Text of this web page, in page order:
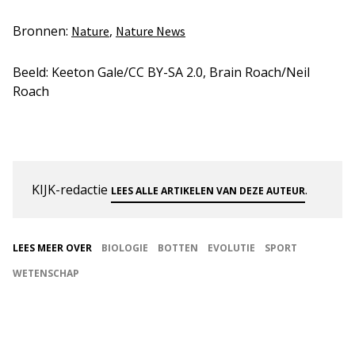
Bronnen: Nature, Nature News
Beeld: Keeton Gale/CC BY-SA 2.0, Brain Roach/Neil
Roach
KIJK-redactie LEES ALLE ARTIKELEN VAN DEZE AUTEUR.
LEES MEER OVER BIOLOGIE BOTTEN EVOLUTIE
SPORT
WETENSCHAP